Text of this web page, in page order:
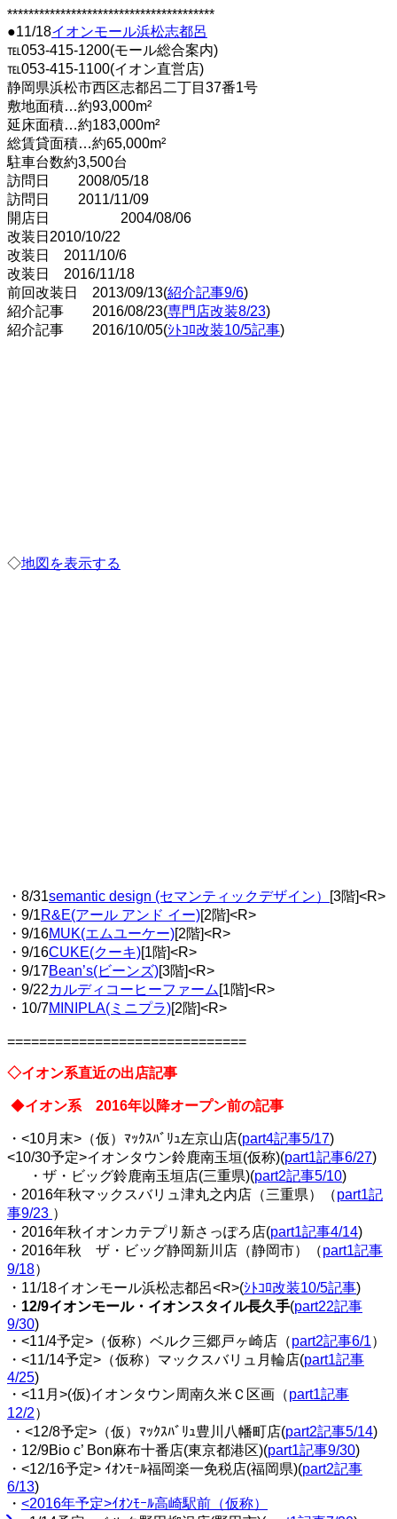
***************************************
●11/18イオンモール浜松志都呂
℡053-415-1200(モール総合案内)
℡053-415-1100(イオン直営店)
静岡県浜松市西区志都呂二丁目37番1号
敷地面積…約93,000m²
延床面積…約183,000m²
総賃貸面積…約65,000m²
駐車台数約3,500台
訪問日 2008/05/18
訪問日 2011/11/09
開店日 2004/08/06
改装日2010/10/22
改装日 2011/10/6
改装日 2016/11/18
前回改装日 2013/09/13(紹介記事9/6)
紹介記事 2016/08/23(専門店改装8/23)
紹介記事 2016/10/05(ｼﾄｺﾛ改装10/5記事)
◇地図を表示する
・8/31semantic design (セマンティックデザイン）
[3階]<R>
・9/1R&E(アール アンド イー)[2階]<R>
・9/16MUK(エムユーケー)[2階]<R>
・9/16CUKE(クーキ)[1階]<R>
・9/17Bean’s(ビーンズ)[3階]<R>
・9/22カルディコーヒーファーム [1階]<R>
・10/7MINIPLA(ミニプラ)[2階]<R>
==============================
◇イオン系直近の出店記事
◆イオン系 2016年以降オープン前の記事
・<10月末>（仮）ﾏｯｸｽﾊﾞﾘｭ左京山店(part4記事5/17)
<10/30予定>イオンタウン鈴鹿南玉垣(仮称)(part1記事6/27)
・ザ・ビッグ鈴鹿南玉垣店(三重県)(part2記事5/10)
・2016年秋マックスバリュ津丸之内店（三重県）（part1記
事9/23 ）
・2016年秋イオンカテプリ新さっぽろ店(part1記事4/14)
・2016年秋 ザ・ビッグ静岡新川店（静岡市）（part1記事
9/18）
・11/18イオンモール浜松志都呂<R>(ｼﾄｺﾛ改装10/5記事)
・ 12/9イオンモール・イオンスタイル長久手(part22記事
9/30)
・<11/4予定>（仮称）ベルク三郷戸ヶ崎店（part2記事6/1）
・<11/14予定>（仮称）マックスバリュ月輪店(part1記事
4/25)
・<11月>(仮)イオンタウン周南久米Ｃ区画（part1記事
12/2）
・<12/8予定>（仮）ﾏｯｸｽﾊﾞﾘｭ豊川八幡町店(part2記事5/14)
・12/9Bio c’ Bon麻布十番店(東京都港区)(part1記事9/30)
・<12/16予定> ｲｵﾝﾓｰﾙ福岡楽一免税店(福岡県)(part2記事
6/13)
・ <2016年予定>ｲｵﾝﾓｰﾙ高崎駅前（仮称）